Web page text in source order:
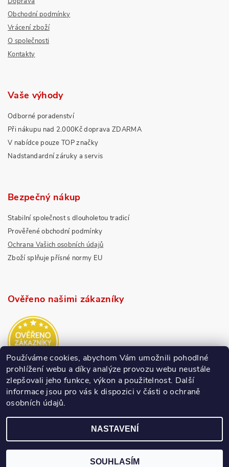
Obchodní podmínky
Vrácení zboží
O společnosti
Kontakty
Vaše výhody
Odborné poradenství
Při nákupu nad 2.000Kč doprava ZDARMA
V nabídce pouze TOP značky
Nadstandardní záruky a servis
Bezpečný nákup
Stabilní společnost s dlouholetou tradicí
Prověřené obchodní podmínky
Ochrana Vašich osobních údajů
Zboží splňuje přísné normy EU
Ověřeno našimi zákazníky
Používáme cookies, abychom Vám umožnili pohodlné
prohlížení webu a díky analýze provozu webu neustále
zlepšovali jeho funkce, výkon a použitelnost. Další
informace jsou pro vás k dispozici v části o ochraně
osobních údajů.
NASTAVENÍ
SOUHLASÍM